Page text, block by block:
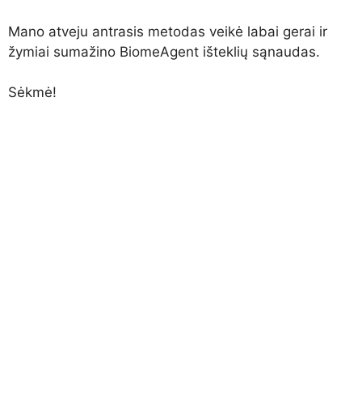
Mano atveju antrasis metodas veikė labai gerai ir
žymiai sumažino BiomeAgent išteklių sąnaudas.
Sėkmė!